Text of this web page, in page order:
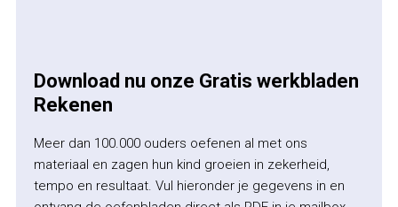
Download nu onze Gratis werkbladen
Rekenen
Meer dan 100.000 ouders oefenen al met ons
materiaal en zagen hun kind groeien in zekerheid,
tempo en resultaat. Vul hieronder je gegevens in en